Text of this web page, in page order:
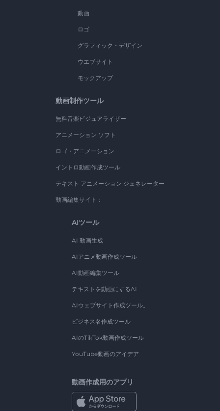
動画
ロゴ
グラフィック・デザイン
ウエブサイト
モックアップ
動画制作ツール
無料音楽ビジュアライザー
アニメーション ソフト
ロゴ・アニメーション
イントロ動画作成ツール
テキスト アニメーション ジェネレーター
動画編集サイト：
AIツール
AI 動画生成
AIアニメ動画作成ツール
AI動画編集ツール
テキストを動画にするAI
AIウェブサイト作成ツール。
ビジネス名作成ツール
AIのTikTok動画作成ツール
YouTube動画のアイデア
動画作成用のアプリ